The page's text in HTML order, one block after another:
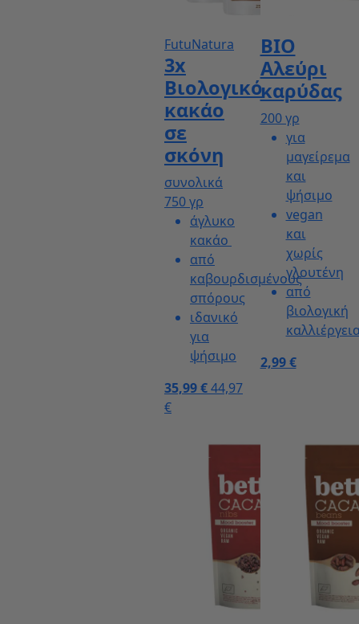
FutuNatura
3x
Βιολογικό
κακάο
σε
σκόνη
συνολικά
750 γρ
άγλυκο
κακάο
από
καβουρδισμένους
σπόρους
ιδανικό
για
ψήσιμο
35,99 €44,97
€
ΒΙΟ
Aλεύρι
καρύδας
200 γρ
για
μαγείρεμα
και
ψήσιμο
vegan
και
χωρίς
γλουτένη
από
βιολογική
2,99 €